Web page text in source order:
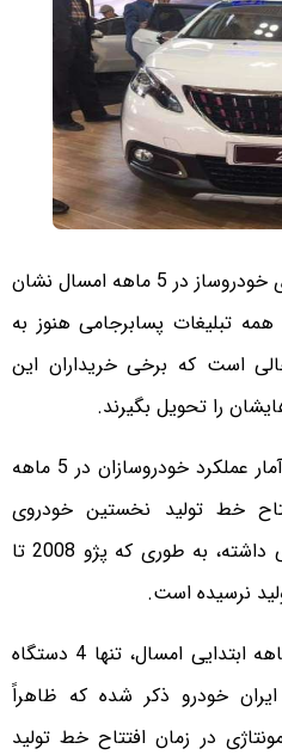
فارس- بررسی عملکرد شرکت‌های خودروساز در 5 ماهه امسال نشان
2008 با وجود همه تبلیغات پسابرجامی هنوز به
است که برخی خریداران این
را تحویل بگیرند.
با گذشت نیمی از سال، بررسی آمار عملکرد خودروسازان در 5 ماهه
خط تولید نخستین خودروی
پسابرجامی بیشتر جنبه تبلیغاتی داشته، به طوری که پژو 2008 تا
نرسیده است.
طبق آمار تولید خودرو طی 5 ماهه ابتدایی امسال، تنها 4 دستگاه
ایران خودرو ذکر شده که ظاهراً
در زمان افتتاح خط تولید